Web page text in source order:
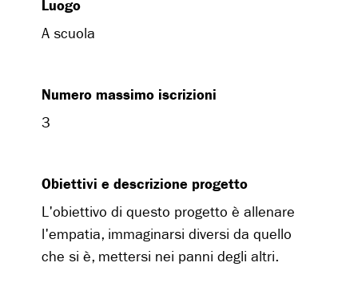
Luogo
A scuola
Numero massimo iscrizioni
3
Obiettivi e descrizione progetto
L'obiettivo di questo progetto è allenare
l'empatia, immaginarsi diversi da quello
che si è, mettersi nei panni degli altri.